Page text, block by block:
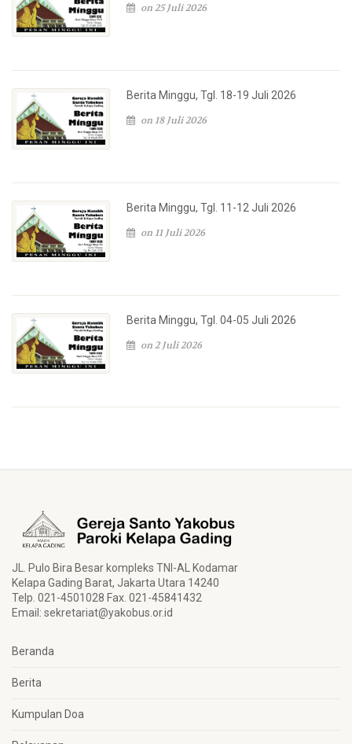
on 25 Juli 2026
Berita Minggu, Tgl. 18-19 Juli 2026
on 18 Juli 2026
Berita Minggu, Tgl. 11-12 Juli 2026
on 11 Juli 2026
Berita Minggu, Tgl. 04-05 Juli 2026
on 2 Juli 2026
JL. Pulo Bira Besar kompleks TNI-AL Kodamar
Kelapa Gading Barat, Jakarta Utara 14240
Telp. 021-4501028 Fax. 021-45841432
Email: sekretariat@yakobus.or.id
Beranda
Berita
Kumpulan Doa